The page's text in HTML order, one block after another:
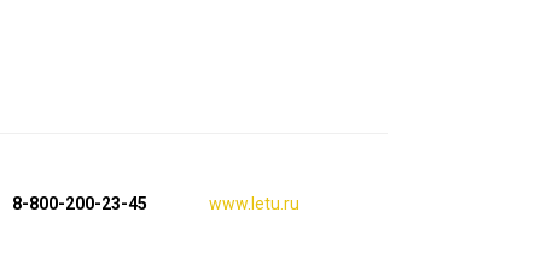
8-800-200-23-45 www.letu.ru